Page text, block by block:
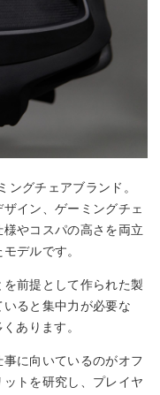
グチェアブランド。
イン、ゲーミングチェ
やコスパの高さを両立
デルです。
前提として作られた製
ると集中力が必要な
あります。
に向いているのがオフ
トを研究し、プレイヤ